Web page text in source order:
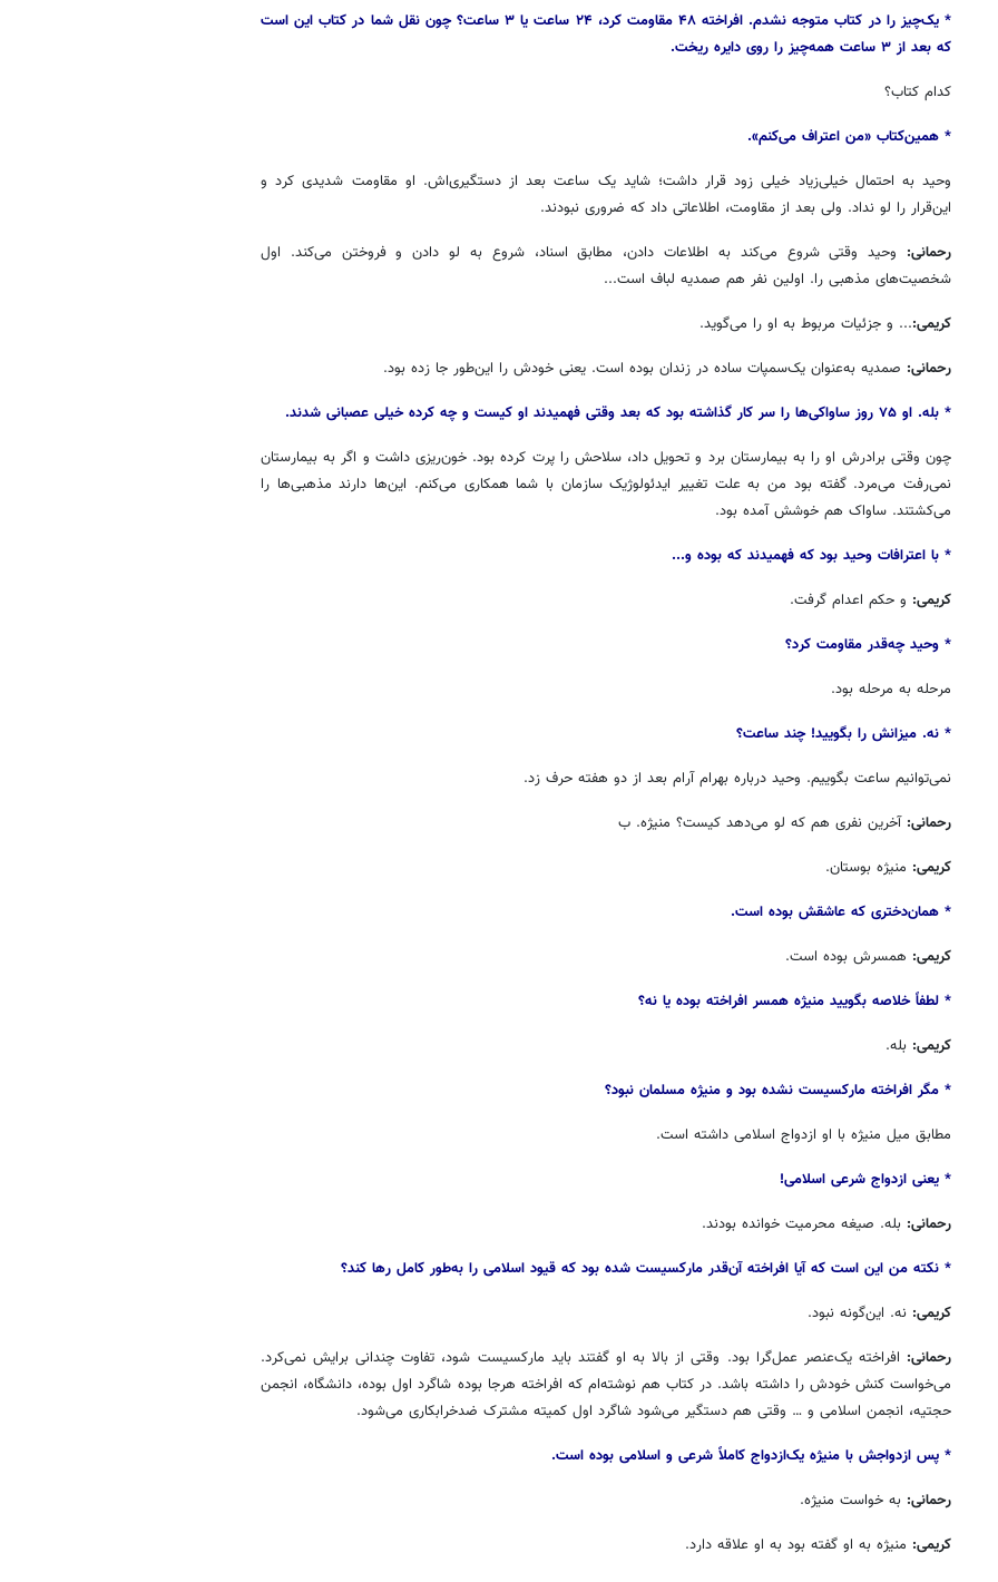
* یک‌چیز را در کتاب متوجه نشدم. افراخته ۴۸ مقاومت کرد، ۲۴ ساعت یا ۳ ساعت؟ چون نقل شما در کتاب این است
که بعد از ۳ ساعت همه‌چیز را روی دایره ریخت.
کدام کتاب؟
* همین‌کتاب «من اعتراف می‌کنم».
وحید به احتمال خیلی‌زیاد خیلی زود قرار داشت؛ شاید یک ساعت بعد از دستگیری‌اش. او مقاومت شدیدی کرد و
این‌قرار را لو نداد. ولی بعد از مقاومت، اطلاعاتی داد که ضروری نبودند.
رحمانی: وحید وقتی شروع می‌کند به اطلاعات دادن، مطابق اسناد، شروع به لو دادن و فروختن می‌کند. اول
شخصیت‌های مذهبی را. اولین نفر هم صمدیه لباف است...
کریمی:... و جزئیات مربوط به او را می‌گوید.
رحمانی: صمدیه به‌عنوان یک‌سمپات ساده در زندان بوده است. یعنی خودش را این‌طور جا زده بود.
* بله. او ۷۵ روز ساواکی‌ها را سر کار گذاشته بود که بعد وقتی فهمیدند او کیست و چه کرده خیلی عصبانی شدند.
چون وقتی برادرش او را به بیمارستان برد و تحویل داد، سلاحش را پرت کرده بود. خون‌ریزی داشت و اگر به بیمارستان
نمی‌رفت می‌مرد. گفته بود من به علت تغییر ایدئولوژیک سازمان با شما همکاری می‌کنم. این‌ها دارند مذهبی‌ها را
می‌کشتند. ساواک هم خوشش آمده بود.
* با اعترافات وحید بود که فهمیدند که بوده و...
کریمی: و حکم اعدام گرفت.
* وحید چه‌قدر مقاومت کرد؟
مرحله به مرحله بود.
* نه. میزانش را بگویید! چند ساعت؟
نمی‌توانیم ساعت بگوییم. وحید درباره بهرام آرام بعد از دو هفته حرف زد.
رحمانی: آخرین نفری هم که لو می‌دهد کیست؟ منیژه. ب
کریمی: منیژه بوستان.
* همان‌دختری که عاشقش بوده است.
کریمی: همسرش بوده است.
* لطفاً خلاصه بگویید منیژه همسر افراخته بوده یا نه؟
کریمی: بله.
* مگر افراخته مارکسیست نشده بود و منیژه مسلمان نبود؟
مطابق میل منیژه با او ازدواج اسلامی داشته است.
* یعنی ازدواج شرعی اسلامی!
رحمانی: بله. صیغه محرمیت خوانده بودند.
* نکته من این است که آیا افراخته آن‌قدر مارکسیست شده بود که قیود اسلامی را به‌طور کامل رها کند؟
کریمی: نه. این‌گونه نبود.
رحمانی: افراخته یک‌عنصر عمل‌گرا بود. وقتی از بالا به او گفتند باید مارکسیست شود، تفاوت چندانی برایش نمی‌کرد.
می‌خواست کنش خودش را داشته باشد. در کتاب هم نوشته‌ام که افراخته هرجا بوده شاگرد اول بوده، دانشگاه، انجمن
حجتیه، انجمن اسلامی و … وقتی هم دستگیر می‌شود شاگرد اول کمیته مشترک ضدخرابکاری می‌شود.
* پس ازدواجش با منیژه یک‌ازدواج کاملاً شرعی و اسلامی بوده است.
رحمانی: به خواست منیژه.
کریمی: منیژه به او گفته بود به او علاقه دارد.